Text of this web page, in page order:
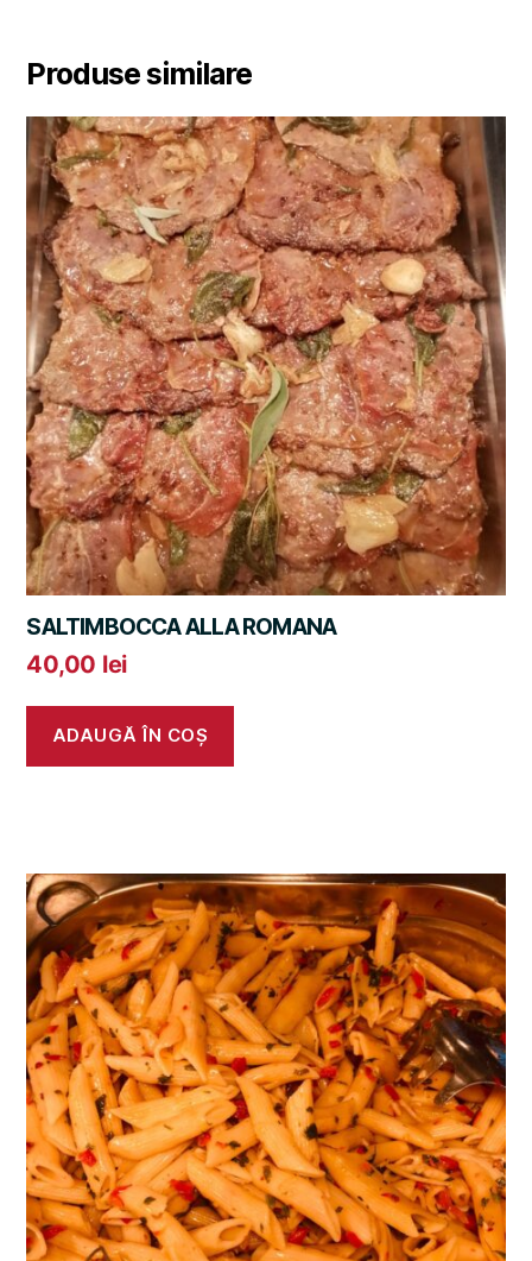
Produse similare
SALTIMBOCCA ALLA ROMANA
40,00 lei
ADAUGĂ ÎN COȘ